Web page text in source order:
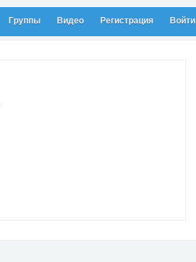
Группы Видео Регистрация Войти